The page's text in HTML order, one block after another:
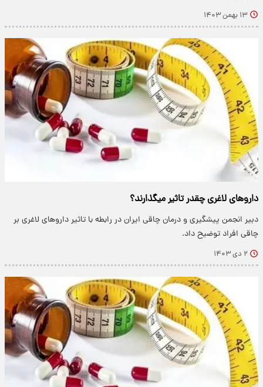
۱۳ بهمن ۱۴۰۳
داروهای لاغری چقدر تاثیر میگذارند؟
دبیر انجمن پیشگیری و درمان چاقی ایران در رابطه با تاثیر داروهای لاغری بر
چاقی افراد توضیح داد.
۲ دی ۱۴۰۳